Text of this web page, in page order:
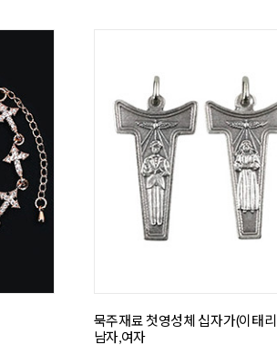
묵주재료 첫영성체 십자가(이태
남자,여자